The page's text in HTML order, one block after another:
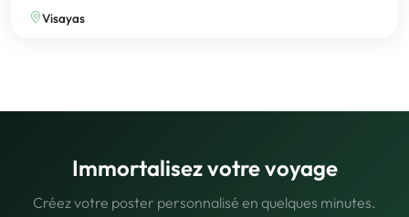
Visayas
Immortalisez votre voyage
Créez votre poster personnalisé en quelques minutes.